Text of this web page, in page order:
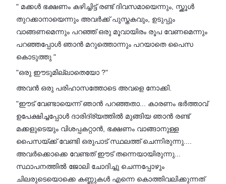
" മക്കൾ ഭക്ഷണം കഴിച്ചിട്ട് രണ്ട് ദിവസമായെന്നും, സ്ക്കൂൾ
തുറക്കാനായെന്നും അവർക്ക് പുസ്തകവും, ഉടുപ്പും
വാങ്ങണമെന്നും പറഞ്ഞ് ഒരു മൂവായിരം രൂപ വേണമെന്നും
പറഞ്ഞപ്പോൾ ഞാൻ മറുത്തൊന്നും പറയാതെ പൈസ
കൊടുത്തു "
"ഒരു ഈടുമില്ലാതെയോ ?"
അവൻ ഒരു പരിഹാസത്തോടെ അവളെ നോക്കി.
"ഈട് വേണ്ടായെന്ന് ഞാൻ പറഞ്ഞതാ... കാരണം ഭർത്താവ്
ഉപേക്ഷിച്ചപ്പോൾ ദാരിദ്ര്യത്തിൽ മുങ്ങിയ ഞാൻ രണ്ട്
മക്കളുടെയും വിശപ്പകറ്റാൻ, ഭക്ഷണം വാങ്ങാനുള്ള
പൈസയ്ക്ക് വേണ്ടി ഒരുപാട് സ്ഥലത്ത് ചെന്നിരുന്നു....
അവർക്കൊക്കെ വേണ്ടത് ഈട് തന്നെയായിരുന്നു...
സ്ഥാപനത്തിൽ ജോലി ചോദിച്ചു ചെന്നപ്പോഴും
ചിലരുടെയൊക്കെ കണ്ണുകൾ എന്നെ കൊത്തിവലിക്കുന്നത്